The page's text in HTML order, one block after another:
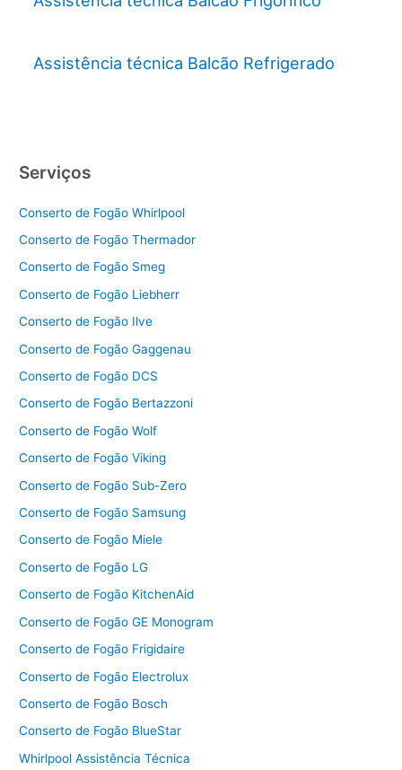
Assistência técnica Balcão Refrigerado
Serviços
Conserto de Fogão Whirlpool
Conserto de Fogão Thermador
Conserto de Fogão Smeg
Conserto de Fogão Liebherr
Conserto de Fogão Ilve
Conserto de Fogão Gaggenau
Conserto de Fogão DCS
Conserto de Fogão Bertazzoni
Conserto de Fogão Wolf
Conserto de Fogão Viking
Conserto de Fogão Sub-Zero
Conserto de Fogão Samsung
Conserto de Fogão Miele
Conserto de Fogão LG
Conserto de Fogão KitchenAid
Conserto de Fogão GE Monogram
Conserto de Fogão Frigidaire
Conserto de Fogão Electrolux
Conserto de Fogão Bosch
Conserto de Fogão BlueStar
Whirlpool Assistência Técnica